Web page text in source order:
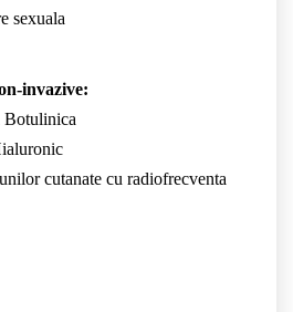
sexuala
invazive:
Botulinica
cutanate cu radiofrecventa